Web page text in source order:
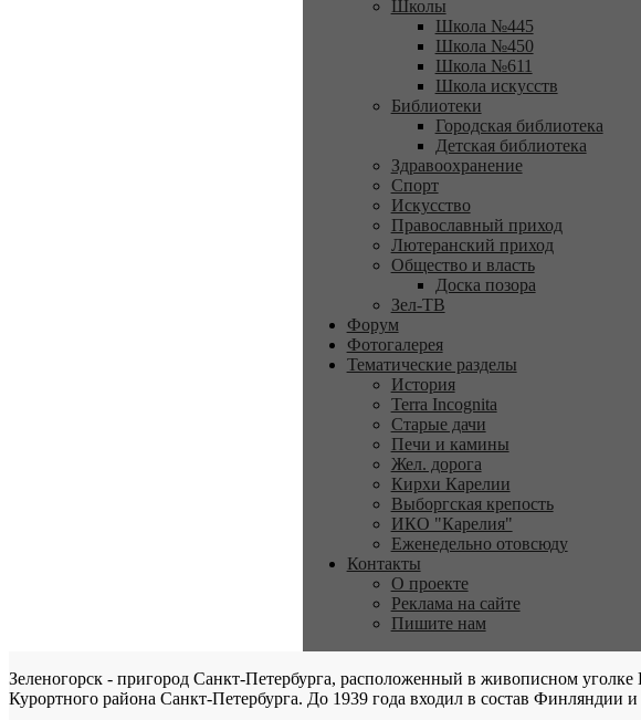
Школы
Школа №445
Школа №450
Школа №611
Школа искусств
Библиотеки
Городская библиотека
Детская библиотека
Здравоохранение
Спорт
Искусство
Православный приход
Лютеранский приход
Общество и власть
Доска позора
Зел-ТВ
Форум
Фотогалерея
Тематические разделы
История
Terra Incognita
Старые дачи
Печи и камины
Жел. дорога
Кирхи Карелии
Выборгская крепость
ИКО "Карелия"
Еженедельно отовсюду
Контакты
О проекте
Реклама на сайте
Пишите нам
Зеленогорск - пригород Санкт-Петербурга, расположенный в живописном
Курортного района Санкт-Петербурга. До 1939 года входил в состав Финляндии